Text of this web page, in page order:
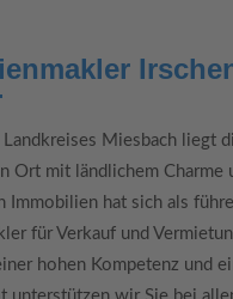
Landkreises Miesbach liegt
Ort mit ländlichem Charme
Immobilien hat sich als
für Verkauf und
hohen Kompetenz und